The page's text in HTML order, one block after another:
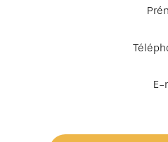
E-